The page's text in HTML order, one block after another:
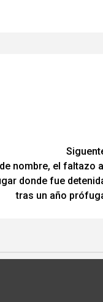
nombre, el faltazo
donde fue
tras un año